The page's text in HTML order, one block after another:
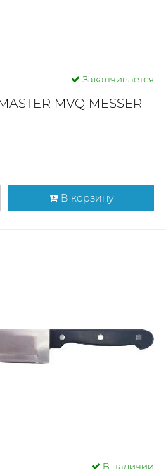
Заканчивается
MVQ MESSER
В корзину
В наличии